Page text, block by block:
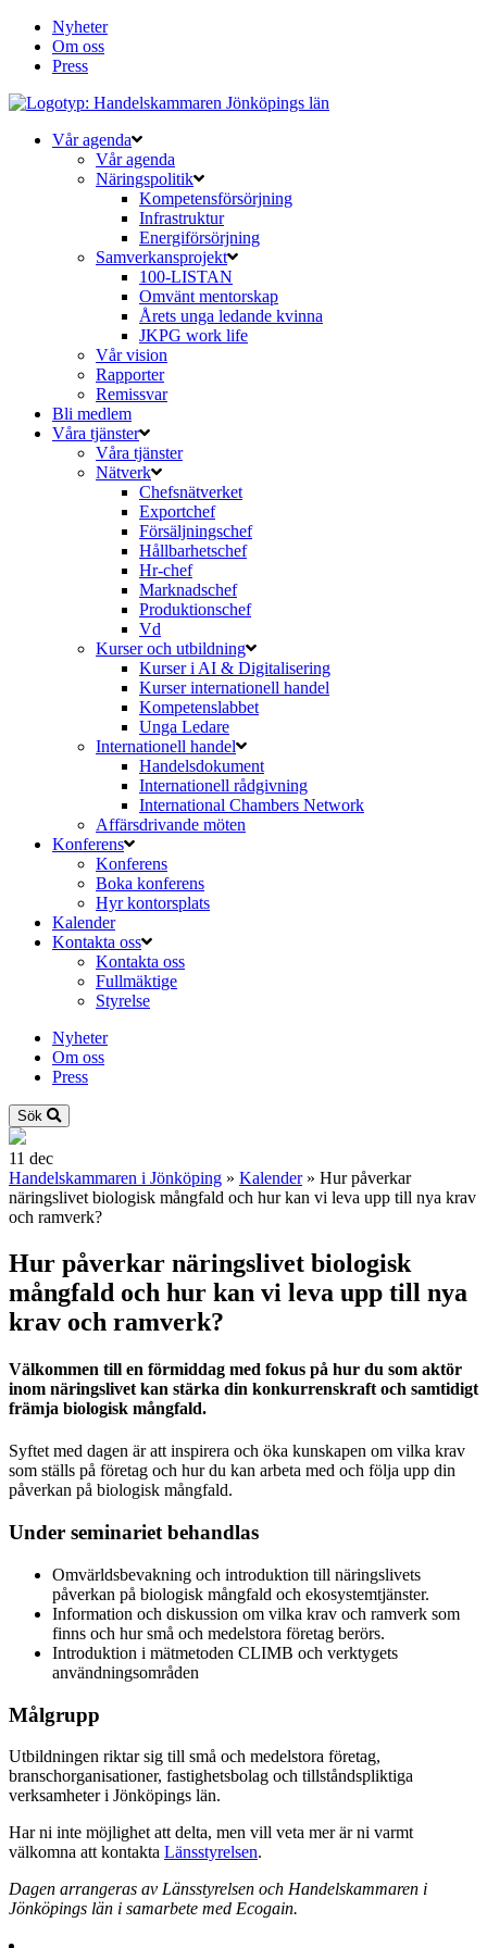
Nyheter
Om oss
Press
Vår agenda
Vår agenda
Näringspolitik
Kompetensförsörjning
Infrastruktur
Energiförsörjning
Samverkansprojekt
100-LISTAN
Omvänt mentorskap
Årets unga ledande kvinna
JKPG work life
Vår vision
Rapporter
Remissvar
Bli medlem
Våra tjänster
Våra tjänster
Nätverk
Chefsnätverket
Exportchef
Försäljningschef
Hållbarhetschef
Hr-chef
Marknadschef
Produktionschef
Vd
Kurser och utbildning
Kurser i AI & Digitalisering
Kurser internationell handel
Kompetenslabbet
Unga Ledare
Internationell handel
Handelsdokument
Internationell rådgivning
International Chambers Network
Affärsdrivande möten
Konferens
Konferens
Boka konferens
Hyr kontorsplats
Kalender
Kontakta oss
Kontakta oss
Fullmäktige
Styrelse
Nyheter
Om oss
Press
Sök
11 dec
Handelskammaren i Jönköping » Kalender » Hur påverkar
näringslivet biologisk mångfald och hur kan vi leva upp till nya krav
och ramverk?
Hur påverkar näringslivet biologisk
mångfald och hur kan vi leva upp till nya
krav och ramverk?
Välkommen till en förmiddag med fokus på hur du som aktör
inom näringslivet kan stärka din konkurrenskraft och samtidigt
främja biologisk mångfald.
Syftet med dagen är att inspirera och öka kunskapen om vilka krav
som ställs på företag och hur du kan arbeta med och följa upp din
påverkan på biologisk mångfald.
Under seminariet behandlas
Omvärldsbevakning och introduktion till näringslivets
påverkan på biologisk mångfald och ekosystemtjänster.
Information och diskussion om vilka krav och ramverk som
finns och hur små och medelstora företag berörs.
Introduktion i mätmetoden CLIMB och verktygets
användningsområden
Målgrupp
Utbildningen riktar sig till små och medelstora företag,
branschorganisationer, fastighetsbolag och tillståndspliktiga
verksamheter i Jönköpings län.
Har ni inte möjlighet att delta, men vill veta mer är ni varmt
välkomna att kontakta Länsstyrelsen.
Dagen arrangeras av Länsstyrelsen och Handelskammaren i
Jönköpings län i samarbete med Ecogain.